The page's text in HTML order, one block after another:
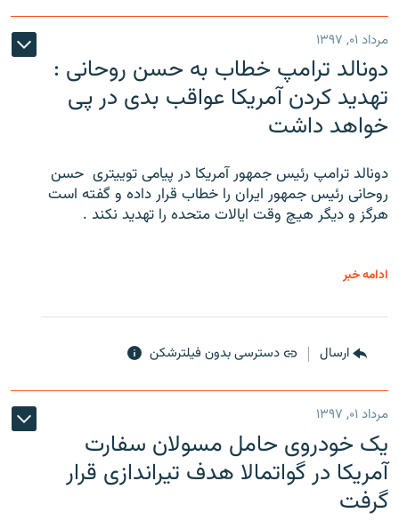
مرداد ۰۱, ۱۳۹۷
دونالد ترامپ خطاب به حسن روحانی :
تهدید کردن آمریکا عواقب بدی در پی
خواهد داشت
دونالد ترامپ رئیس جمهور آمریکا در پیامی توییتری ‌ حسن
روحانی رئیس جمهور ایران را خطاب قرار داده و گفته است
هرگز و دیگر هیچ وقت ایالات متحده را تهدید نکند .
ادامه خبر
ارسال دسترسی بدون فیلترشکن
مرداد ۰۱, ۱۳۹۷
یک خودروی حامل مسولان سفارت
آمریکا در گواتمالا هدف تیراندازی قرار
گرفت